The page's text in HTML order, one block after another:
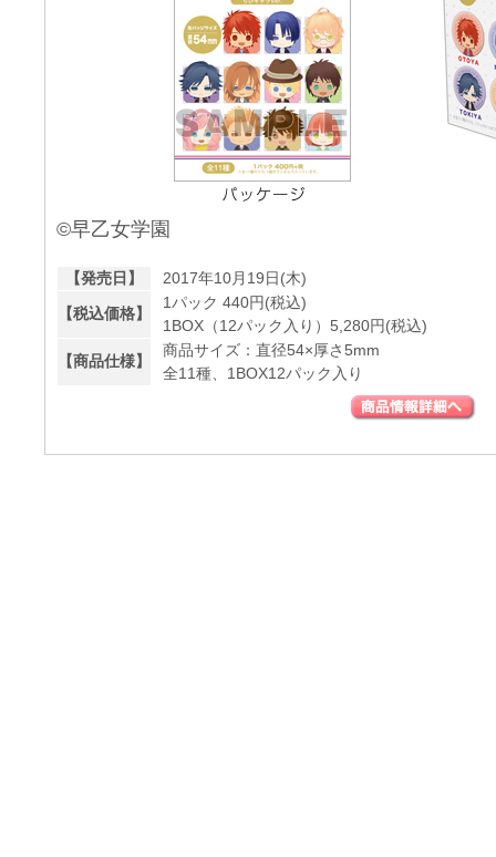
©早乙女学園
【発売日】
2017年10月19日(木)
【税込価格】
1パック 440円(税込)
1BOX（12パック入り）5,280円(税込)
【商品仕様】
商品サイズ：直径54×厚さ5mm
全11種、1BOX12パック入り